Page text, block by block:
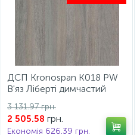
ДСП Kronospan К018 PW
В'яз Ліберті димчастий
2 505.58 грн.
3 131.97 грн.
Економія 626.39 грн.